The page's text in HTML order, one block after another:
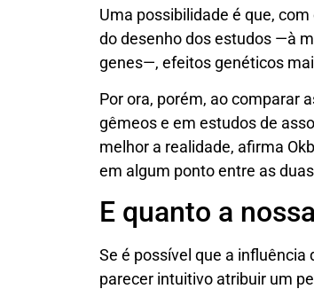
Uma possibilidade é que,
do desenho dos estudos —à
genes—, efeitos genéticos
Por ora, porém, ao comparar
gêmeos e em estudos de
melhor a realidade, afirma
em algum ponto entre as
E quanto a
Se é possível que a influência
parecer intuitivo atribuir um